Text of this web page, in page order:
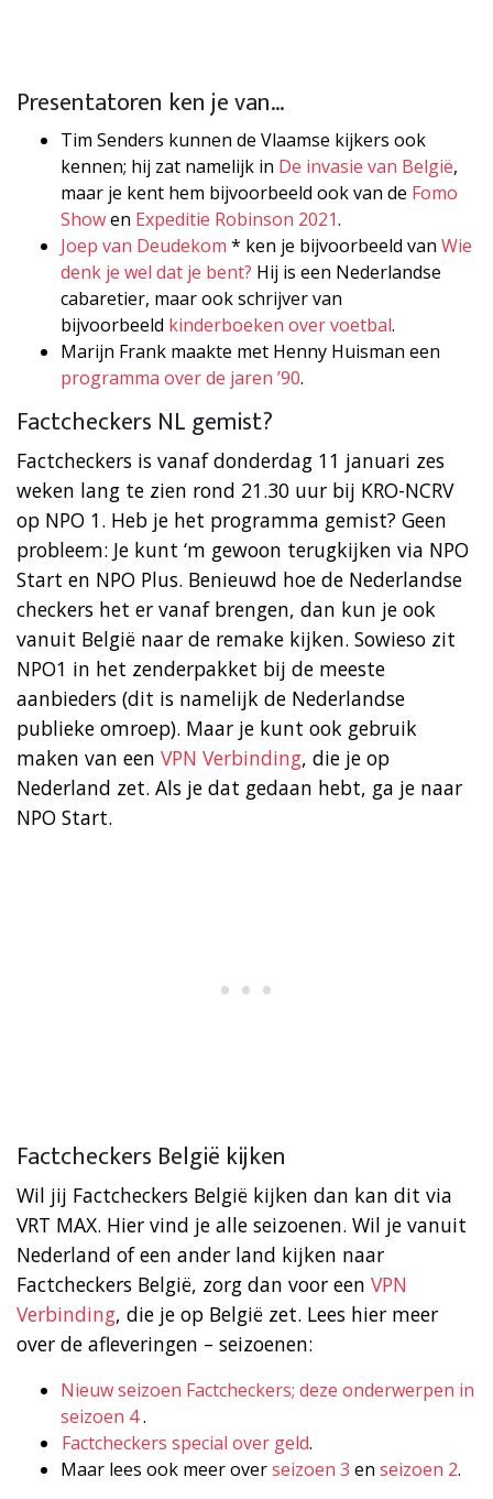
Presentatoren ken je van…
Tim Senders kunnen de Vlaamse kijkers ook
kennen; hij zat namelijk in De invasie van België,
maar je kent hem bijvoorbeeld ook van de Fomo
Showen Expeditie Robinson 2021.
Joep van Deudekom * ken je bijvoorbeeld van Wie
denk je wel dat je bent? Hij is een Nederlandse
cabaretier, maar ook schrijver van
bijvoorbeeld kinderboeken over voetbal.
Marijn Frank maakte met Henny Huisman een
programma over de jaren ’90.
Factcheckers NL gemist?
Factcheckers is vanaf donderdag 11 januari zes
weken lang te zien rond 21.30 uur bij KRO-NCRV
op NPO 1. Heb je het programma gemist? Geen
probleem: Je kunt ‘m gewoon terugkijken via NPO
Start en NPO Plus. Benieuwd hoe de Nederlandse
checkers het er vanaf brengen, dan kun je ook
vanuit België naar de remake kijken. Sowieso zit
NPO1 in het zenderpakket bij de meeste
aanbieders (dit is namelijk de Nederlandse
publieke omroep). Maar je kunt ook gebruik
maken van een VPN Verbinding, die je op
Nederland zet. Als je dat gedaan hebt, ga je naar
NPO Start.
Factcheckers België kijken
Wil jij Factcheckers België kijken dan kan dit via
VRT MAX. Hier vind je alle seizoenen. Wil je vanuit
Nederland of een ander land kijken naar
Factcheckers België, zorg dan voor een VPN
Verbinding, die je op België zet. Lees hier meer
over de afleveringen – seizoenen:
Nieuw seizoen Factcheckers; deze onderwerpen in
seizoen 4.
Factcheckers special over geld.
Maar lees ook meer overseizoen 3 en seizoen 2.